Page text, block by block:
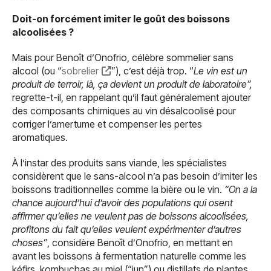
Doit-on forcément imiter le goût des boissons
alcoolisées ?
Mais pour Benoît d’Onofrio, célèbre sommelier sans
alcool (ou “sobrelier ”), c’est déjà trop. “Le vin est un
produit de terroir, là, ça devient un produit de laboratoire”,
regrette-t-il, en rappelant qu’il faut généralement ajouter
des composants chimiques au vin désalcoolisé pour
corriger l’amertume et compenser les pertes
aromatiques.
À l’instar des produits sans viande, les spécialistes
considèrent que le sans-alcool n’a pas besoin d’imiter les
boissons traditionnelles comme la bière ou le vin. “On a la
chance aujourd’hui d’avoir des populations qui osent
affirmer qu’elles ne veulent pas de boissons alcoolisées,
profitons du fait qu’elles veulent expérimenter d’autres
choses” , considère Benoît d’Onofrio, en mettant en
avant les boissons à fermentation naturelle comme les